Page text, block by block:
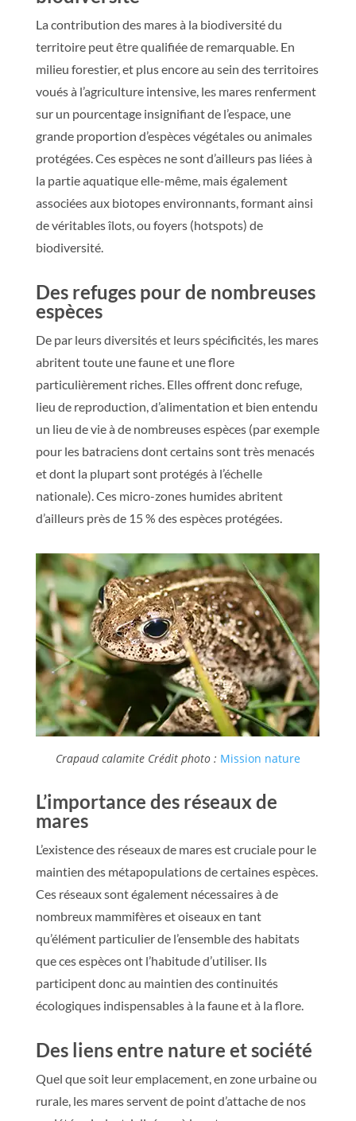
La contribution des mares à la biodiversité du
territoire peut être qualifiée de remarquable. En
milieu forestier, et plus encore au sein des territoires
voués à l’agriculture intensive, les mares renferment
sur un pourcentage insignifiant de l’espace, une
grande proportion d’espèces végétales ou animales
protégées. Ces espèces ne sont d’ailleurs pas liées à
la partie aquatique elle-même, mais également
associées aux biotopes environnants, formant ainsi
de véritables îlots, ou foyers (hotspots) de
biodiversité.
Des refuges pour de nombreuses
espèces
De par leurs diversités et leurs spécificités, les mares
abritent toute une faune et une flore
particulièrement riches. Elles offrent donc refuge,
lieu de reproduction, d’alimentation et bien entendu
un lieu de vie à de nombreuses espèces (par exemple
pour les batraciens dont certains sont très menacés
et dont la plupart sont protégés à l’échelle
nationale). Ces micro-zones humides abritent
d’ailleurs près de 15 % des espèces protégées.
Crapaud calamite Crédit photo : Mission nature
L’importance des réseaux de
mares
L’existence des réseaux de mares est cruciale pour le
maintien des métapopulations de certaines espèces.
Ces réseaux sont également nécessaires à de
nombreux mammifères et oiseaux en tant
qu’élément particulier de l’ensemble des habitats
que ces espèces ont l’habitude d’utiliser. Ils
participent donc au maintien des continuités
écologiques indispensables à la faune et à la flore.
Des liens entre nature et société
Quel que soit leur emplacement, en zone urbaine ou
rurale, les mares servent de point d’attache de nos